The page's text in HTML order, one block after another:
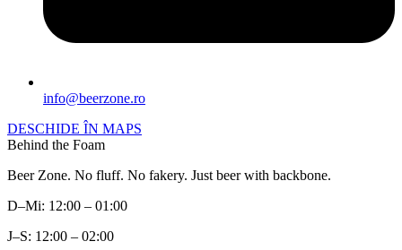
info@beerzone.ro
DESCHIDE ÎN MAPS
Behind the Foam
Beer Zone. No fluff. No fakery. Just beer with backbone.
D–Mi: 12:00 – 01:00
J–S: 12:00 – 02:00